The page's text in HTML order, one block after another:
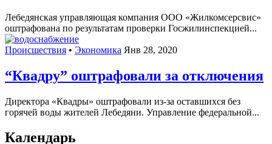
Лебедянская управляющая компания ООО «Жилкомсерсвис»
оштрафована по результатам проверки Госжилинспекцией...
Происшествия • Экономика Янв 28, 2020
“Квадру” оштрафовали за отключения
Директора «Квадры» оштрафовали из-за оставшихся без
горячей воды жителей Лебедяни. Управление федеральной...
Календарь